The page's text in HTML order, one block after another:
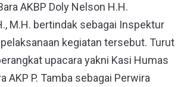
AKBP Doly Nelson H.H.
M.H. bertindak sebagai Inspektur
kegiatan tersebut. Turut
upacara yakni Kasi Humas
AKP P. Tamba sebagai Perwira